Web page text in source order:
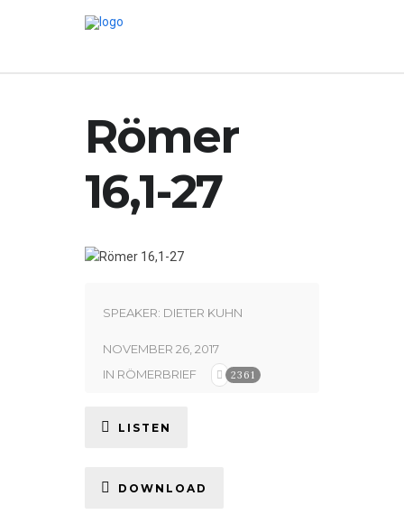
Römer
16,1-27
SPEAKER: DIETER KUHN
NOVEMBER 26, 2017
IN RÖMERBRIEF 2361
LISTEN
DOWNLOAD